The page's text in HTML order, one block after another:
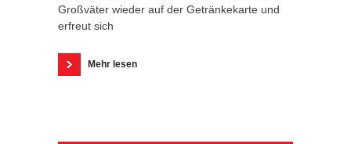
Großväter wieder auf der Getränkekarte und
erfreut sich
Mehr lesen